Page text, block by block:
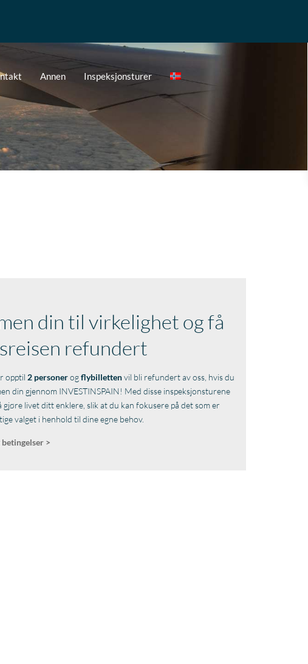
Annen Inspeksjonsturer
din til virkelighet og få
refundert
opptil 2 personerogflybillettenvil bli refundert av oss, hvis du
din gjennom INVESTINSPAIN! Med disse inspeksjonsturene
gjøre livet ditt enklere, slik at du kan fokusere på det som er
valget i henhold til dine egne behov.
>